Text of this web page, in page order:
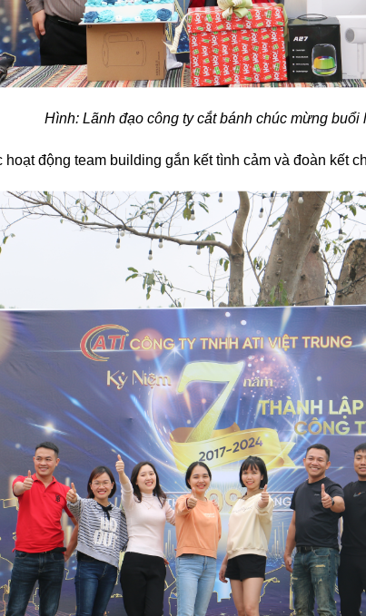
Hình: Lãnh đạo công ty cắt bánh chúc mừng buổi
hoạt động team building gắn kết tình cảm và đoàn kết